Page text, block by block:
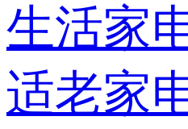
生活家
适老家